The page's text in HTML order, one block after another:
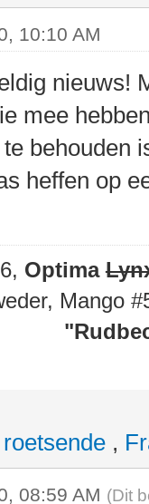
10:10 AM
nieuws!
mee
behouden
heffen op
Optima
Mango
"
,
08:59 AM (Dit